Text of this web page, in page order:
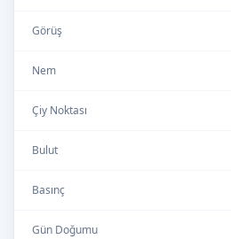
Görüş
Nem
Çiy Noktası
Bulut
Basınç
Gün Doğumu